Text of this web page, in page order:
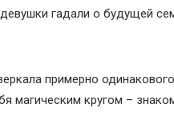
гадали о будущей
примерно
магическим кругом –